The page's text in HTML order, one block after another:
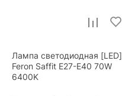
Лампа светодиодная [LED]
Feron Saffit E27-E40 70W
6400K